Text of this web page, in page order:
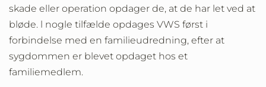
skade eller operation opdager de, at de har let ved at
bløde. l nogle tilfælde opdages VWS først i
forbindelse med en familieudredning, efter at
sygdommen er blevet opdaget hos et
familiemedlem.